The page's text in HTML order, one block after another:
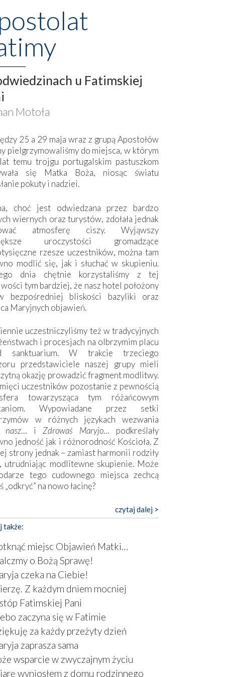
u Fatimskiej
Motoła
25 a 29 maja wraz z grupą Apostołów
pielgrzymowaliśmy do miejsca, w którym
temu trojgu portugalskim pastuszkom
się Matka Boża, niosąc światu
pokuty i nadziei.
choć jest odwiedzana przez bardzo
wiernych oraz turystów, zdołała jednak
atmosferę ciszy. Wyjąwszy
uroczystości gromadzące
rzesze uczestników, można tam
modlić się, jak i słuchać w skupieniu.
dnia chętnie korzystaliśmy z tej
tym bardziej, że nasz hotel położony
bezpośredniej bliskości bazyliki oraz
Maryjnych objawień.
uczestniczyliśmy też w tradycyjnych
i procesjach na olbrzymim placu
sanktuarium. W trakcie trzeciego
przedstawiciele naszej grupy mieli
okazję prowadzić fragment modlitwy.
uczestników pozostanie z pewnością
towarzysząca tym różańcowym
Wypowiadane przez setki
w różnych językach wezwania
nasz… i Zdrowaś Maryjo… podkreślały
jedność jak i różnorodność Kościoła. Z
strony jednak – zamiast harmonii rodziły
utrudniając modlitewne skupienie. Może
tego cudownego miejsca zechcą
„odkryć” na nowo łacinę?
duch współczesności daje też w
znać o sobie w sposób widoczny gołym
Niby w trosce o prostotę i skromność
się on jak może zasłonić sanktuarium,
wokół betonowe bryły, z których
nawet zostały poświęcone jako miejsca
kultu. Tylko co wspólnego z żywą,
wiarą mogą mieć płaskie, szare
albo kaplice, w których Tabernakulum
bardziej skrzynkę na narzędzia? Albo
o ustawionym tuż przy nowej
wielkim krzyżu, na którym zamiast
umieszczono dziwaczną postać jakby
ze starożytnych hieroglifów? W
kontekście naszych czasów to raczej
czytaj dalej >
także:
miejsc Objawień Matki…
o Bożą Sprawę!
czeka na Ciebie!
Z każdym dniem mocniej
Fatimskiej Pani
zaczyna się w Fatimie
za każdy przeżyty dzień
zaprasza sama
wsparcie w zwyczajnym życiu
wyniosłem z domu rodzinnego